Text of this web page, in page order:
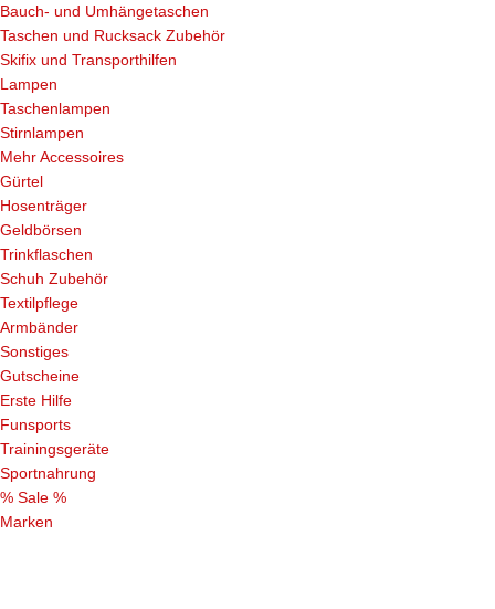
Bauch- und Umhängetaschen
Taschen und Rucksack Zubehör
Skifix und Transporthilfen
Lampen
Taschenlampen
Stirnlampen
Mehr Accessoires
Gürtel
Hosenträger
Geldbörsen
Trinkflaschen
Schuh Zubehör
Textilpflege
Armbänder
Sonstiges
Gutscheine
Erste Hilfe
Funsports
Trainingsgeräte
Sportnahrung
% Sale %
Marken